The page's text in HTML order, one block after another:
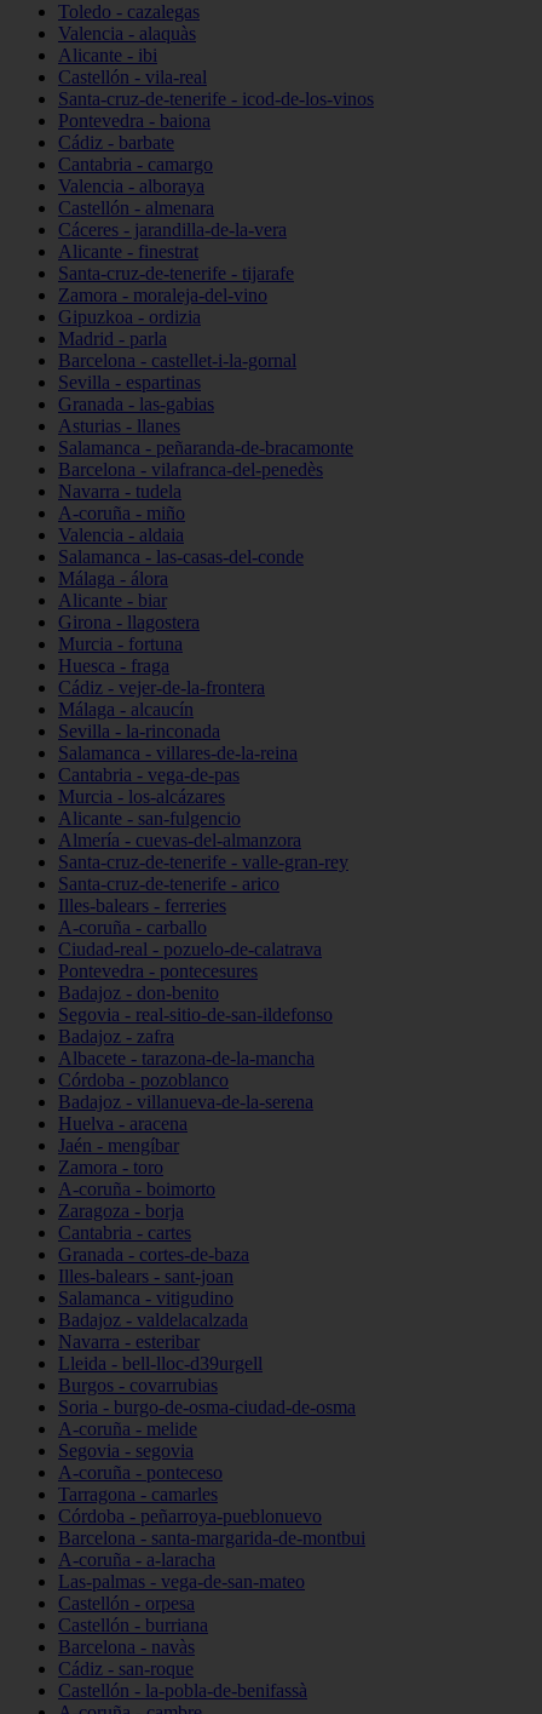
Toledo - cazalegas
Valencia - alaquàs
Alicante - ibi
Castellón - vila-real
Santa-cruz-de-tenerife - icod-de-los-vinos
Pontevedra - baiona
Cádiz - barbate
Cantabria - camargo
Valencia - alboraya
Castellón - almenara
Cáceres - jarandilla-de-la-vera
Alicante - finestrat
Santa-cruz-de-tenerife - tijarafe
Zamora - moraleja-del-vino
Gipuzkoa - ordizia
Madrid - parla
Barcelona - castellet-i-la-gornal
Sevilla - espartinas
Granada - las-gabias
Asturias - llanes
Salamanca - peñaranda-de-bracamonte
Barcelona - vilafranca-del-penedès
Navarra - tudela
A-coruña - miño
Valencia - aldaia
Salamanca - las-casas-del-conde
Málaga - álora
Alicante - biar
Girona - llagostera
Murcia - fortuna
Huesca - fraga
Cádiz - vejer-de-la-frontera
Málaga - alcaucín
Sevilla - la-rinconada
Salamanca - villares-de-la-reina
Cantabria - vega-de-pas
Murcia - los-alcázares
Alicante - san-fulgencio
Almería - cuevas-del-almanzora
Santa-cruz-de-tenerife - valle-gran-rey
Santa-cruz-de-tenerife - arico
Illes-balears - ferreries
A-coruña - carballo
Ciudad-real - pozuelo-de-calatrava
Pontevedra - pontecesures
Badajoz - don-benito
Segovia - real-sitio-de-san-ildefonso
Badajoz - zafra
Albacete - tarazona-de-la-mancha
Córdoba - pozoblanco
Badajoz - villanueva-de-la-serena
Huelva - aracena
Jaén - mengíbar
Zamora - toro
A-coruña - boimorto
Zaragoza - borja
Cantabria - cartes
Granada - cortes-de-baza
Illes-balears - sant-joan
Salamanca - vitigudino
Badajoz - valdelacalzada
Navarra - esteribar
Lleida - bell-lloc-d39urgell
Burgos - covarrubias
Soria - burgo-de-osma-ciudad-de-osma
A-coruña - melide
Segovia - segovia
A-coruña - ponteceso
Tarragona - camarles
Córdoba - peñarroya-pueblonuevo
Barcelona - santa-margarida-de-montbui
A-coruña - a-laracha
Las-palmas - vega-de-san-mateo
Castellón - orpesa
Castellón - burriana
Barcelona - navàs
Cádiz - san-roque
Castellón - la-pobla-de-benifassà